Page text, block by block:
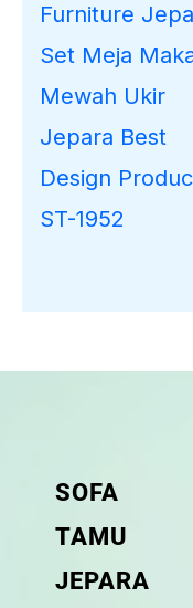
Furniture
Set Meja
Mewah Ukir
Jepara Best
Design
ST-1952
SOFA
TAMU
JEPARA